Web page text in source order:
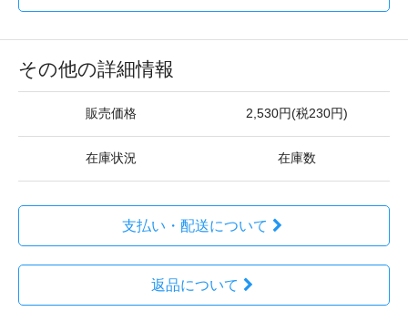
その他の詳細情報
販売価格 2,530円(税230円)
在庫状況 在庫数
支払い・配送について
返品について